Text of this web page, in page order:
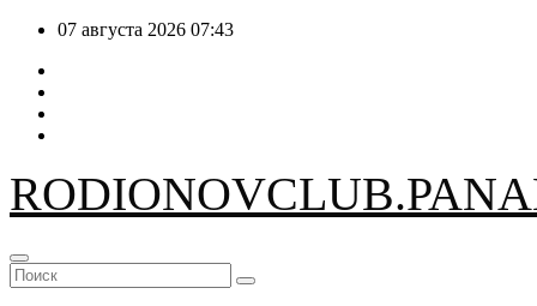
Перейти
содержимому
07 августа 2026 07:43
RODIONOV